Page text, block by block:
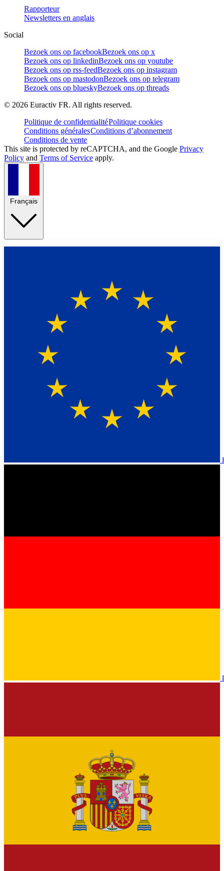
Rapporteur
Newsletters en anglais
Social
Bezoek ons op facebookBezoek ons op x
Bezoek ons op linkedinBezoek ons op youtube
Bezoek ons op rss-feedBezoek ons op instagram
Bezoek ons op mastodonBezoek ons op telegram
Bezoek ons op blueskyBezoek ons op threads
© 2026 Euractiv FR. All rights reserved.
Politique de confidentialitéPolitique cookies
Conditions généralesConditions d’abonnement
Conditions de vente
This site is protected by reCAPTCHA, and the Google Privacy
Policy and Terms of Service apply.
Français